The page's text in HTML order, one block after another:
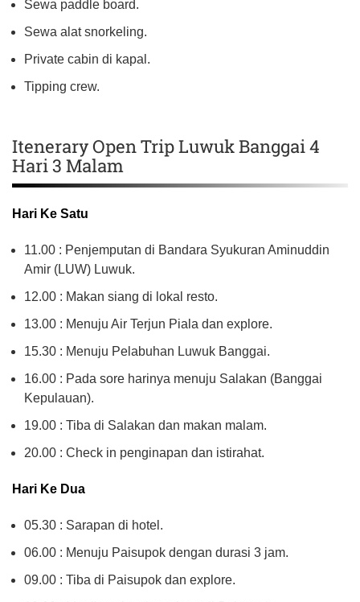
Sewa paddle board.
Sewa alat snorkeling.
Private cabin di kapal.
Tipping crew.
Itenerary Open Trip Luwuk Banggai 4
Hari 3 Malam
Hari Ke Satu
11.00 : Penjemputan di Bandara Syukuran Aminuddin
Amir (LUW) Luwuk.
12.00 : Makan siang di lokal resto.
13.00 : Menuju Air Terjun Piala dan explore.
15.30 : Menuju Pelabuhan Luwuk Banggai.
16.00 : Pada sore harinya menuju Salakan (Banggai
Kepulauan).
19.00 : Tiba di Salakan dan makan malam.
20.00 : Check in penginapan dan istirahat.
Hari Ke Dua
05.30 : Sarapan di hotel.
06.00 : Menuju Paisupok dengan durasi 3 jam.
09.00 : Tiba di Paisupok dan explore.